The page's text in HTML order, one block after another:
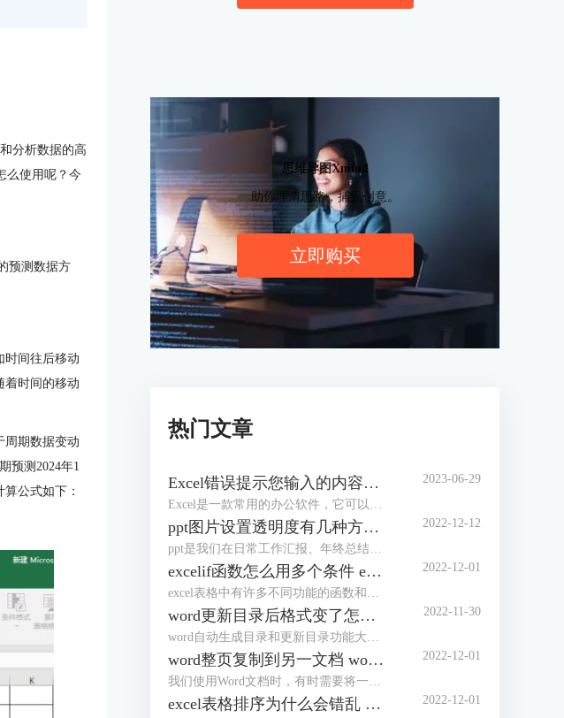
分析数据的高
么使用呢？今
预测数据方
时间往后移动
着时间的移动
周期数据变动
预测2024年1
公式如下：
思维导图Xmind
助你理清思路，捕捉创意。
立即购买
热门文章
Excel错误提示您输入的内容不符合限制条件 Excel怎么解除限制输入内容
Excel是一款常用的办公软件，它可以帮助我们进行数据的录入、分析和处理。但是，有时候我们在使用Excel的时候，会遇到一些错误提示，比如“您输入的内容不符合限制条件”。这种情况下，我们应该怎么办呢？本文将为你介绍Excel错误提示您输入的内容不符合限制条件的原因和解决方法，以及Excel怎么解除限制输入内容的操作步骤。
2023-06-29
ppt图片设置透明度有几种方法 ppt图片设置透明度怎么弄
ppt是我们在日常工作汇报、年终总结时常用到的办公软件。为了使ppt看起来更加完美，我们有时会将ppt中的图片进行透明度设置，但有部分朋友不知道该如何进行操作，今天这篇文章就主要给大家介绍ppt图片设置透明度有几种方法，ppt图片设置透明度怎么弄的相关操作步骤，有需要的朋友可以详细参考本文详细内容。
2022-12-12
excelif函数怎么用多个条件 excelif函数大于等于并且小于怎么输入
excel表格中有许多不同功能的函数和公式，如求和、求积、求均数、筛选数据等等。今天，我们就来讲讲如何使用excel中的if函数，以及使用if函数过程中需要注意的一些操作技巧和方式，主要内容包括“excelif函数怎么用多个条件，excelif函数大于等于并且小于怎么输入”这两个问题。
2022-12-01
word更新目录后格式变了怎么办 word更新目录为什么有的没有显示
word自动生成目录和更新目录功能大家在写论文的时候应该都体会到了它的好用之处，但是有的小伙伴反应word更新目录后格式会变化，还有的时候更新了目录却没有显示，遇到这种情况该怎么办呢？
2022-11-30
word整页复制到另一文档 word整页复制格式不变
我们使用Word文档时，有时需要将一个Word文档中的内容整页复制到另一个文档中。通常我们会使用Ctrl+C，Ctrl+V进行复制粘贴，但是如果要将多个Word文档复制到一个文档中，这样操作起来就会降低工作效率。
2022-12-01
excel表格排序为什么会错乱 excel表格顺序都乱了怎么办 2022-12-01